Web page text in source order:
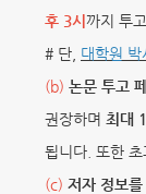
후 3시 까지 투
# 단, 대학원 박
(b) 논문 투고
권장하며 최대
됩니다. 또한
(c) 저자 정보를